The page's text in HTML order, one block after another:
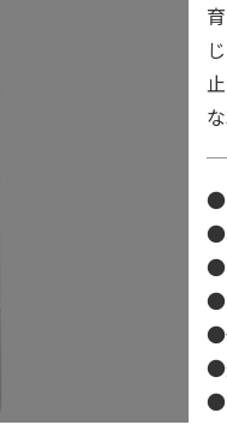
●
●
●
●
●
●
●